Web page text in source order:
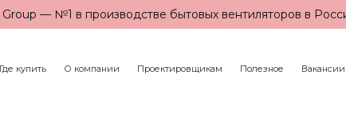
Group — №1 в производстве бытовых вентиляторов в
Где купить О компании Проектировщикам Полезное Вакансии